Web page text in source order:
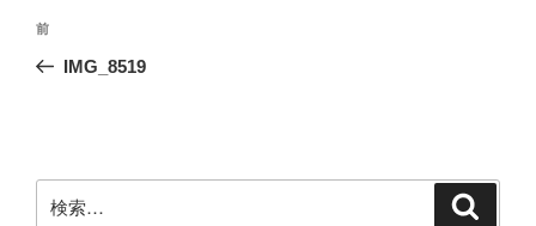
投
ナ
ー
シ
前
の
前
IMG_8519
索: